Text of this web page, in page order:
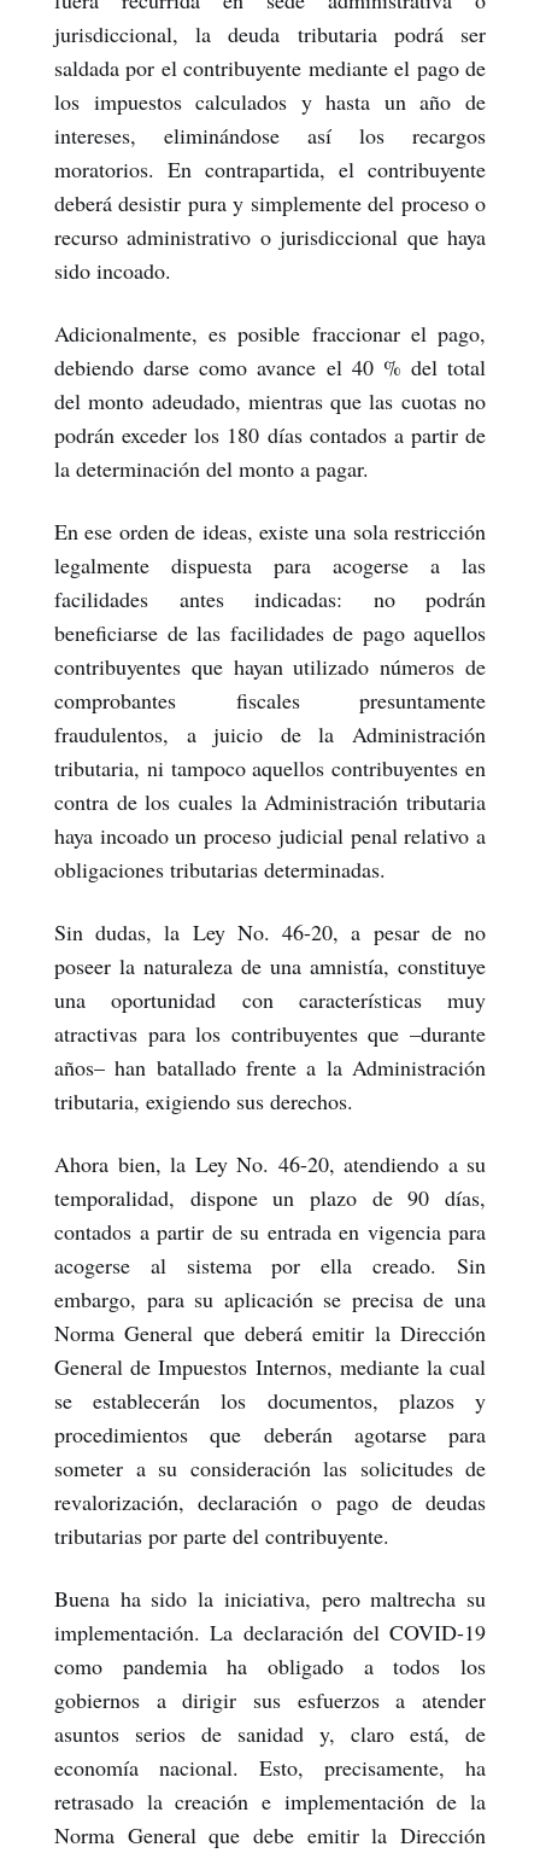
jurisdiccional, la deuda tributaria podrá ser
saldada por el contribuyente mediante el pago de
los impuestos calculados y hasta un año de
intereses, eliminándose así los recargos
moratorios. En contrapartida, el contribuyente
deberá desistir pura y simplemente del proceso o
recurso administrativo o jurisdiccional que haya
sido incoado.
Adicionalmente, es posible fraccionar el pago,
debiendo darse como avance el 40 % del total
del monto adeudado, mientras que las cuotas no
podrán exceder los 180 días contados a partir de
la determinación del monto a pagar.
En ese orden de ideas, existe una sola restricción
legalmente dispuesta para acogerse a las
facilidades antes indicadas: no podrán
beneficiarse de las facilidades de pago aquellos
contribuyentes que hayan utilizado números de
comprobantes fiscales presuntamente
fraudulentos, a juicio de la Administración
tributaria, ni tampoco aquellos contribuyentes en
contra de los cuales la Administración tributaria
haya incoado un proceso judicial penal relativo a
obligaciones tributarias determinadas.
Sin dudas, la Ley No. 46-20, a pesar de no
poseer la naturaleza de una amnistía, constituye
una oportunidad con características muy
atractivas para los contribuyentes que –durante
años– han batallado frente a la Administración
tributaria, exigiendo sus derechos.
Ahora bien, la Ley No. 46-20, atendiendo a su
temporalidad, dispone un plazo de 90 días,
contados a partir de su entrada en vigencia para
acogerse al sistema por ella creado. Sin
embargo, para su aplicación se precisa de una
Norma General que deberá emitir la Dirección
General de Impuestos Internos, mediante la cual
se establecerán los documentos, plazos y
procedimientos que deberán agotarse para
someter a su consideración las solicitudes de
revalorización, declaración o pago de deudas
tributarias por parte del contribuyente.
Buena ha sido la iniciativa, pero maltrecha su
implementación. La declaración del COVID-19
como pandemia ha obligado a todos los
gobiernos a dirigir sus esfuerzos a atender
asuntos serios de sanidad y, claro está, de
economía nacional. Esto, precisamente, ha
retrasado la creación e implementación de la
Norma General que debe emitir la Dirección